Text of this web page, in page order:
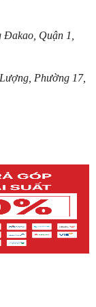
.
Quận 1,
Phường 17,